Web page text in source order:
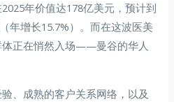
年价值达178亿美元，预计到
年增长15.7%）。而在这波医美
体正在悄然入场——曼谷的华人
、成熟的客户关系网络，以及